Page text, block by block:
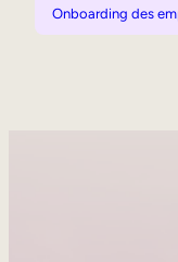
Onboarding des